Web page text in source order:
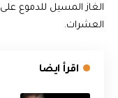
الغاز المسيل للدموع
العشرات.
اقرأ ايضا